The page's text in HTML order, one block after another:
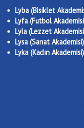
Lyba (Bisiklet
Lyfa (Futbol
Lyla (Lezzet
Lysa (Sanat Akademisi)
Lyka (Kadın Akademisi)